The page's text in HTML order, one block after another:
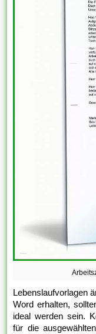
Lebenslaufvorlagen
Word erhalten,
ideal werden sein.
für die